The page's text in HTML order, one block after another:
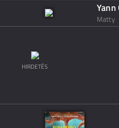
Yann
Matty
HIRDETÉS